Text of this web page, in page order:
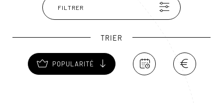
prennent leurs quartiers d'été dans les grottes de
Carlsbad. Pendant la journée, elles dorment la tête en
tombée de la nuit, elles sortent chasser en vol compact,
à une cadence de 100 à la seconde. À voir d'avril à
octobre.
FILTRER
TRIER
POPULARITÉ